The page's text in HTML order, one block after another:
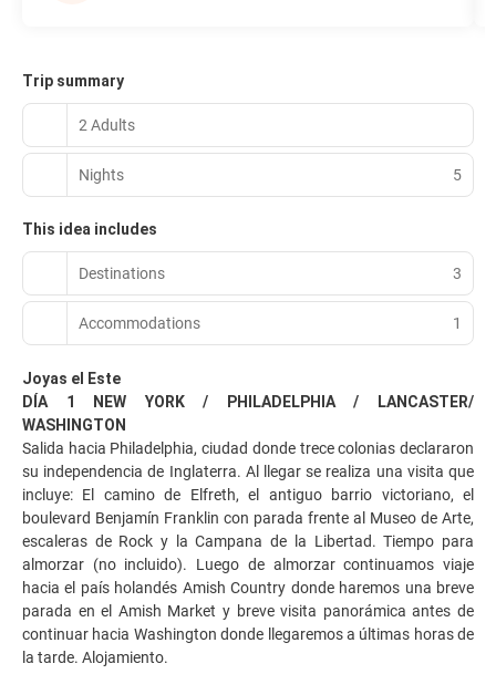
Trip summary
2 Adults
Nights 5
This idea includes
Destinations 3
Accommodations 1
Joyas el Este
DÍA 1 NEW YORK / PHILADELPHIA / LANCASTER/
WASHINGTON
Salida hacia Philadelphia, ciudad donde trece colonias declararon
su independencia de Inglaterra. Al llegar se realiza una visita que
incluye: El camino de Elfreth, el antiguo barrio victoriano, el
boulevard Benjamín Franklin con parada frente al Museo de Arte,
escaleras de Rock y la Campana de la Libertad. Tiempo para
almorzar (no incluido). Luego de almorzar continuamos viaje
hacia el país holandés Amish Country donde haremos una breve
parada en el Amish Market y breve visita panorámica antes de
continuar hacia Washington donde llegaremos a últimas horas de
la tarde. Alojamiento.